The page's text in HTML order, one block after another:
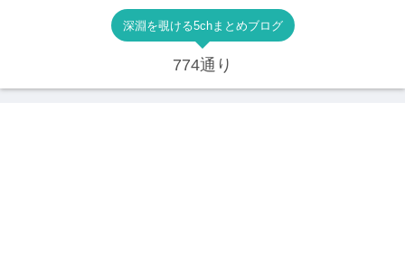
深淵を覗ける5chまとめブログ
774通り